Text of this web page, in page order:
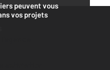
peuvent vous
vos projets
l'agence
estimation